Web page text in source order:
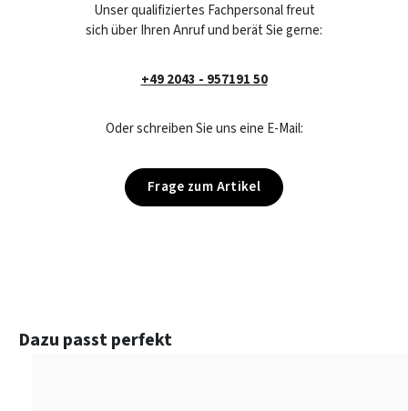
Unser qualifiziertes Fachpersonal freut
sich über Ihren Anruf und berät Sie gerne:
+49 2043 - 957191 50
Oder schreiben Sie uns eine E-Mail:
Frage zum Artikel
Produktgalerie überspringen
Dazu passt perfekt